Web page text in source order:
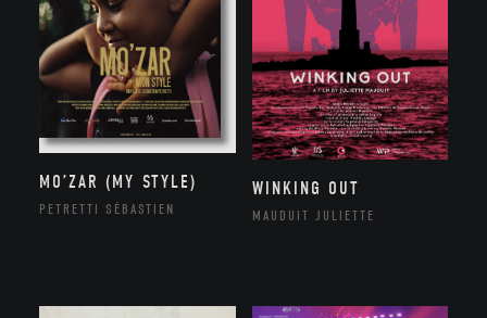
MO’ZAR (MY STYLE)
PETRETTI SÉBASTIEN
WINKING OUT
MAUDUIT JULIETTE